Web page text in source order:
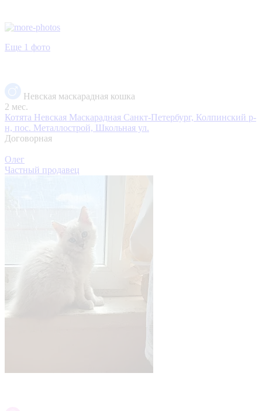
Еще 1 фото
Невская маскарадная кошка
2 мес.
Котята Невская Маскарадная Санкт-Петербург, Колпинский р-
н, пос. Металлострой, Школьная ул.
Договорная
Олег
Частный продавец